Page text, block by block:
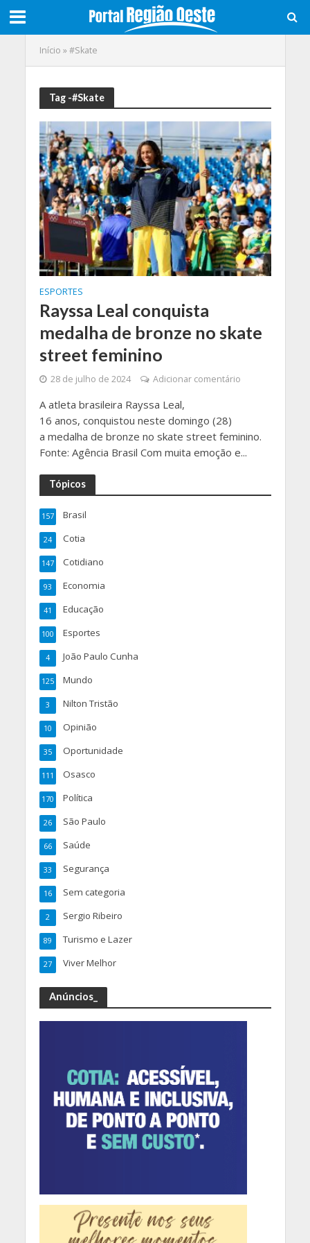
Início »#Skate
Tag -#Skate
ESPORTES
Rayssa Leal conquista
medalha de bronze no skate
street feminino
28 de julho de 2024 Adicionar comentário
A atleta brasileira Rayssa Leal,
16 anos, conquistou neste domingo (28)
a medalha de bronze no skate street feminino.
Fonte: Agência Brasil Com muita emoção e...
Tópicos
Brasil
157
Cotia
24
Cotidiano
147
Economia
93
Educação
41
Esportes
100
João Paulo Cunha
4
Mundo
125
Nilton Tristão
3
Opinião
10
Oportunidade
35
Osasco
111
Política
170
São Paulo
26
Saúde
66
Segurança
33
Sem categoria
16
Sergio Ribeiro
2
Turismo e Lazer
89
Viver Melhor
27
Anúncios_